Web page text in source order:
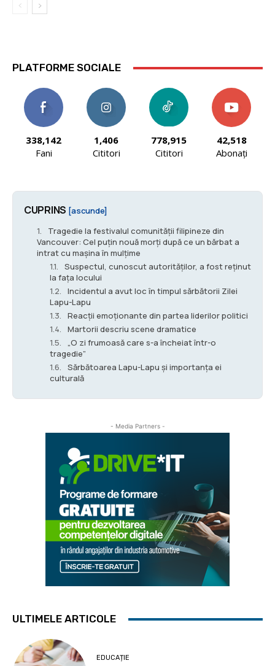
PLATFORME SOCIALE
338,142
Fani
1,406
Cititori
778,915
Cititori
42,518
Abonați
CUPRINS [ascunde]
Tragedie la festivalul comunității filipineze din
Vancouver: Cel puțin nouă morți după ce un bărbat a
intrat cu mașina în mulțime
Suspectul, cunoscut autorităților, a fost reținut
la fața locului
Incidentul a avut loc în timpul sărbătorii Zilei
Lapu-Lapu
Reacții emoționante din partea liderilor politici
Martorii descriu scene dramatice
„O zi frumoasă care s-a încheiat într-o
tragedie”
Sărbătoarea Lapu-Lapu și importanța ei
culturală
- Media Partners -
ULTIMELE ARTICOLE
EDUCAȚIE